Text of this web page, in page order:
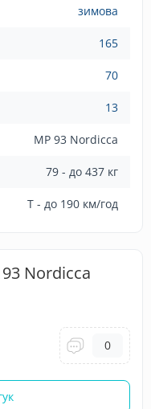
зимова
165
70
13
MP 93 Nordicca
79 - до 437 кг
T - до 190 км/год
Nordicca
0